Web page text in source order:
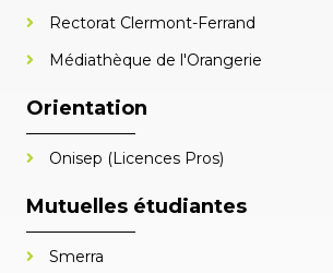
Rectorat Clermont-Ferrand
Médiathèque de l'Orangerie
Orientation
Onisep (Licences Pros)
Mutuelles étudiantes
Smerra